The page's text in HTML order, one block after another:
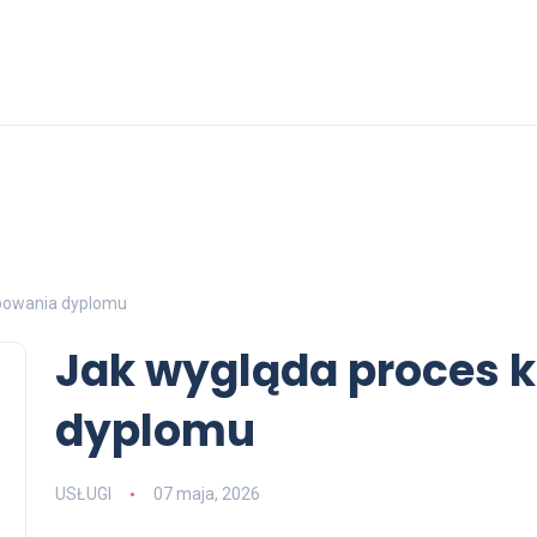
dyplomu
Jak wygląda proces
dyplomu
USŁUGI 07 maja, 2026